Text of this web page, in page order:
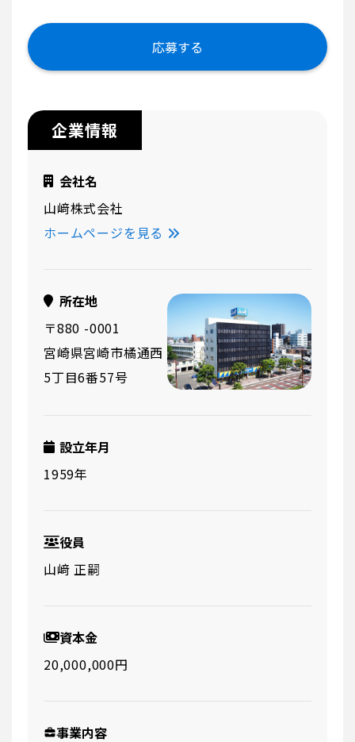
応募する
企業情報
会社名
山﨑株式会社
ホームページを見る
所在地
〒880 -0001
宮崎県宮崎市橘通西
5丁目6番57号
設立年月
1959年
役員
山﨑 正嗣
資本金
20,000,000円
事業内容